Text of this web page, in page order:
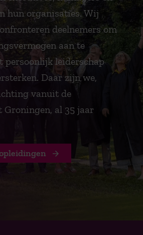
hun organisaties. Wij
deelnemers om
aan te
persoonlijk leiderschap
Daar zijn we,
vanuit de
al 35 jaar